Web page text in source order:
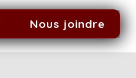
Nous joindre